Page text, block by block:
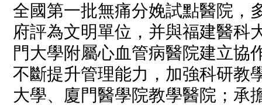
全國第一批無痛分娩試點醫院，
府評為文明單位，并與福建醫科
門大學附屬心血管病醫院建立協
不斷提升管理能力，加強科研教
大學、廈門醫學院教學醫院；承